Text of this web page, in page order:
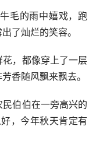
毛的雨中嬉戏，跑
了灿烂的笑容。
，都像穿上了一层
香随风飘来飘去。
伯伯在一旁高兴的
，今年秋天肯定有